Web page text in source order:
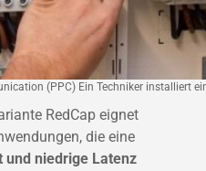
(PPC) Ein Techniker installiert
RedCap eignet
die eine
und niedrige Latenz